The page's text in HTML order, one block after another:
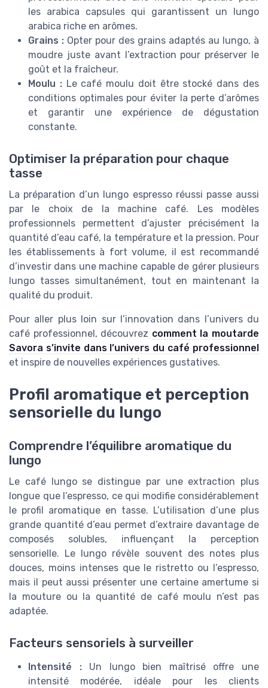
les arabica capsules qui garantissent un lungo
arabica riche en arômes.
Grains : Opter pour des grains adaptés au lungo, à
moudre juste avant l’extraction pour préserver le
goût et la fraîcheur.
Moulu :Le café moulu doit être stocké dans des
conditions optimales pour éviter la perte d’arômes
et garantir une expérience de dégustation
constante.
Optimiser la préparation pour chaque
tasse
La préparation d’un lungo espresso réussi passe aussi
par le choix de la machine café. Les modèles
professionnels permettent d’ajuster précisément la
quantité d’eau café, la température et la pression. Pour
les établissements à fort volume, il est recommandé
d’investir dans une machine capable de gérer plusieurs
lungo tasses simultanément, tout en maintenant la
qualité du produit.
Pour aller plus loin sur l’innovation dans l’univers du
café professionnel, découvrez comment la moutarde
Savora s’invite dans l’univers du café professionnel
et inspire de nouvelles expériences gustatives.
Profil aromatique et perception
sensorielle du lungo
Comprendre l’équilibre aromatique du
lungo
Le café lungo se distingue par une extraction plus
longue que l’espresso, ce qui modifie considérablement
le profil aromatique en tasse. L’utilisation d’une plus
grande quantité d’eau permet d’extraire davantage de
composés solubles, influençant la perception
sensorielle. Le lungo révèle souvent des notes plus
douces, moins intenses que le ristretto ou l’espresso,
mais il peut aussi présenter une certaine amertume si
la mouture ou la quantité de café moulu n’est pas
adaptée.
Facteurs sensoriels à surveiller
Intensité :Un lungo bien maîtrisé offre une
intensité modérée, idéale pour les clients